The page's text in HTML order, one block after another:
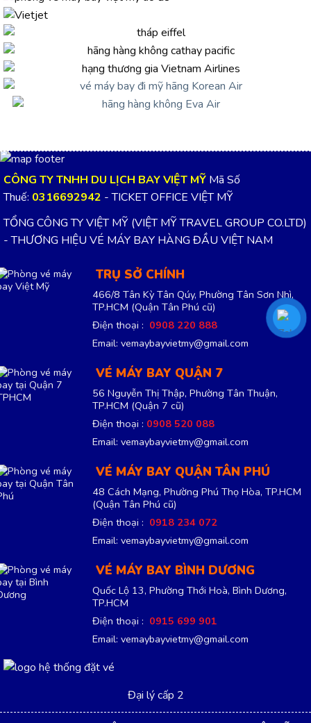
CÔNG TY TNHH DU LỊCH BAY VIỆT MỸ Mã Số
Thuế: 0316692942 - TICKET OFFICE VIỆT MỸ
TỔNG CÔNG TY VIỆT MỸ (VIỆT MỸ TRAVEL GROUP CO.LTD)
- THƯƠNG HIỆU VÉ MÁY BAY HÀNG ĐẦU VIỆT NAM
TRỤ SỞ CHÍNH
466/8 Tân Kỳ Tân Qúy, Phường Tân Sơn Nhì,
TP.HCM (Quận Tân Phú cũ)
Điện thoại : 0908 220 888
Email: vemaybayvietmy@gmail.com
VÉ MÁY BAY QUẬN 7
56 Nguyễn Thị Thập, Phường Tân Thuận,
TP.HCM (Quận 7 cũ)
Điện thoại : 0908 520 088
Email: vemaybayvietmy@gmail.com
VÉ MÁY BAY QUẬN TÂN PHÚ
48 Cách Mạng, Phường Phú Thọ Hòa, TP.HCM
(Quận Tân Phú cũ)
Điện thoại : 0918 234 072
Email: vemaybayvietmy@gmail.com
VÉ MÁY BAY BÌNH DƯƠNG
Quốc Lộ 13, Phường Thới Hoà, Bình Dương,
TP.HCM
Điện thoại : 0915 699 901
Email: vemaybayvietmy@gmail.com
Đại lý cấp 2